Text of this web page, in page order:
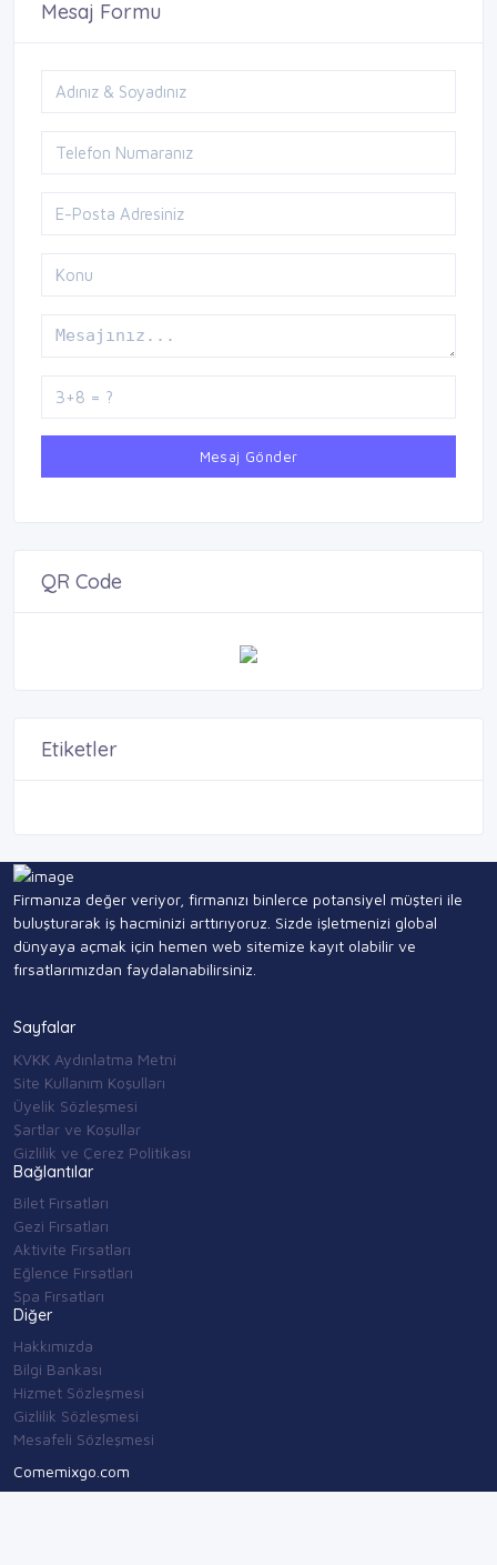
Mesaj Formu
Mesaj Gönder
QR Code
Etiketler
Firmanıza değer veriyor, firmanızı binlerce potansiyel müşteri ile
buluşturarak iş hacminizi arttırıyoruz. Sizde işletmenizi global
dünyaya açmak için hemen web sitemize kayıt olabilir ve
fırsatlarımızdan faydalanabilirsiniz.
Sayfalar
KVKK Aydınlatma Metni
Site Kullanım Koşulları
Üyelik Sözleşmesi
Şartlar ve Koşullar
Gizlilik ve Çerez Politikası
Bağlantılar
Bilet Fırsatları
Gezi Fırsatları
Aktivite Fırsatları
Eğlence Fırsatları
Spa Fırsatları
Diğer
Hakkımızda
Bilgi Bankası
Hizmet Sözleşmesi
Gizlilik Sözleşmesi
Mesafeli Sözleşmesi
Comemixgo.com